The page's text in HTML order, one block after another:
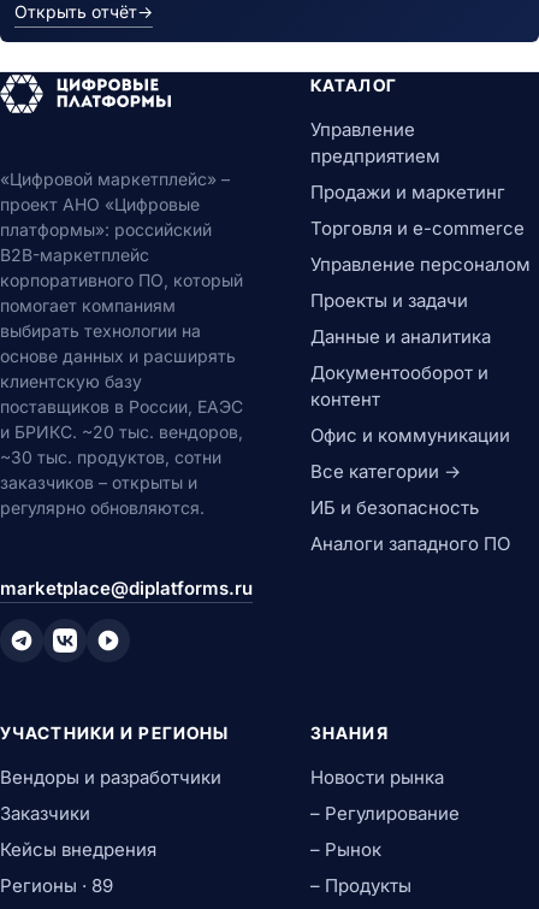
Открыть отчёт→
«Цифровой маркетплейс» –
проект АНО «Цифровые
платформы»: российский
B2B-маркетплейс
корпоративного ПО, который
помогает компаниям
выбирать технологии на
основе данных и расширять
клиентскую базу
поставщиков в России, ЕАЭС
и БРИКС. ~20 тыс. вендоров,
~30 тыс. продуктов, сотни
заказчиков – открыты и
регулярно обновляются.
marketplace@diplatforms.ru
КАТАЛОГ
Управление
предприятием
Продажи и маркетинг
Торговля и e-commerce
Управление персоналом
Проекты и задачи
Данные и аналитика
Документооборот и
контент
Офис и коммуникации
Все категории →
ИБ и безопасность
Аналоги западного ПО
УЧАСТНИКИ И РЕГИОНЫ
Вендоры и разработчики
Заказчики
Кейсы внедрения
Регионы · 89
ЗНАНИЯ
Новости рынка
– Регулирование
– Рынок
– Продукты